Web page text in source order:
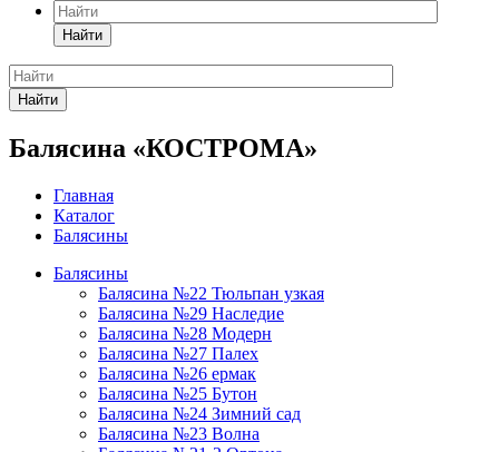
Найти
Найти
Балясина «КОСТРОМА»
Главная
Каталог
Балясины
Балясины
Балясина №22 Тюльпан узкая
Балясина №29 Наследие
Балясина №28 Модерн
Балясина №27 Палех
Балясина №26 ермак
Балясина №25 Бутон
Балясина №24 Зимний сад
Балясина №23 Волна